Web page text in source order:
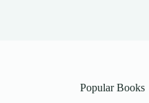
Popular Books